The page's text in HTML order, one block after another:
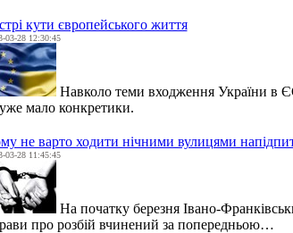
кути європейського життя
03-28 12:30:45
Навколо теми входження України в
мало конкретики.
не варто ходити нічними вулицями
03-28 11:45:45
На початку березня Івано-
про розбій вчинений за попередньою…